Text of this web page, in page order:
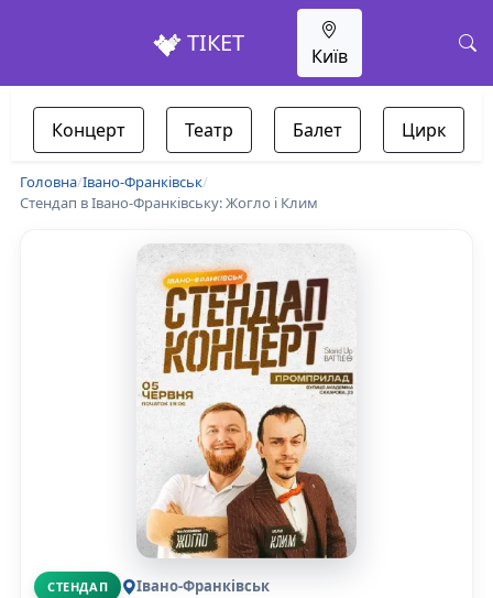
ТІКЕТ Київ
Концерт Театр Балет Цирк
Головна/Івано-Франківськ/
Стендап в Івано-Франківську: Жогло і Клим
СТЕНДАП Івано-Франківськ